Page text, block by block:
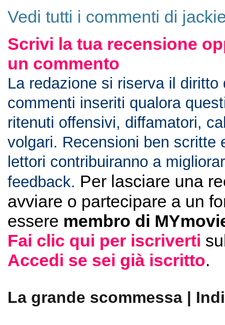
Vedi tutti i commenti di
Scrivi la tua recensione
un commento
La redazione si riserva il diritto
commenti inseriti qualora
ritenuti offensivi, diffamatori,
volgari. Recensioni ben scritte
lettori contribuiranno a
feedback. Per lasciare una
avviare o partecipare a un
essere membro di
Fai clic qui per iscriverti
Accedi se sei già iscritto.
La grande scommessa |